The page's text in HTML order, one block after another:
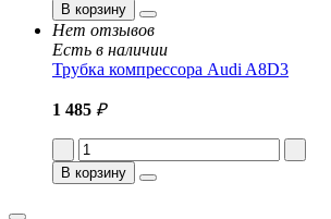
В корзину
Нет отзывов
Есть в наличии
Трубка компрессора Audi A8D3
1 485 ₽
В корзину